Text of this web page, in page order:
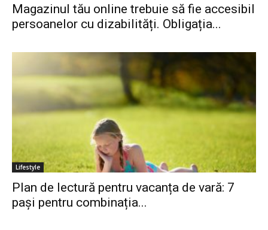
Magazinul tău online trebuie să fie accesibil
persoanelor cu dizabilități. Obligația...
Lifestyle
Plan de lectură pentru vacanța de vară: 7
pași pentru combinația...